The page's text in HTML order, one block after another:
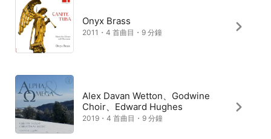
Onyx Brass
2011・4 首曲目・9 分鐘
Alex Davan Wetton、Godwine
Choir、Edward Hughes
2019・4 首曲目・9 分鐘